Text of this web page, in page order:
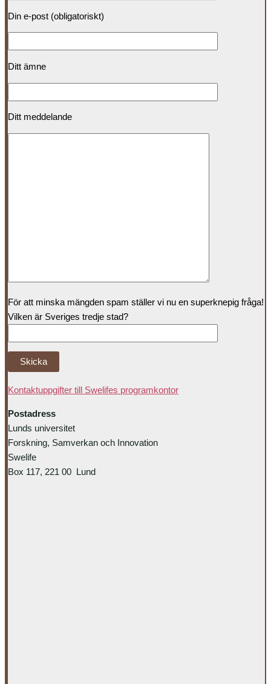
Din e-post (obligatoriskt)
Ditt ämne
Ditt meddelande
För att minska mängden spam ställer vi nu en superknepig fråga!
Vilken är Sveriges tredje stad?
Kontaktuppgifter till Swelifes programkontor
Postadress
Lunds universitet
Forskning, Samverkan och Innovation
Swelife
Box 117, 221 00 Lund